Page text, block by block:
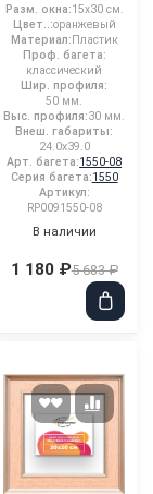
Разм. окна:15x30 см.
Цвет..:оранжевый
Материал:Пластик
Проф. багета:
классический
Шир. профиля:
50 мм.
Выс. профиля:30 мм.
Внеш. габариты:
24.0x39.0
Арт. багета:1550-08
Серия багета:1550
Артикул:
RP0091550-08
В наличии
1 180 ₽5 683 ₽